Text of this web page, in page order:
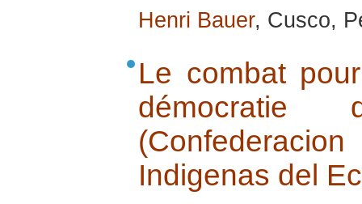
Henri Bauer, Cusco,
Le combat
Indigenas del